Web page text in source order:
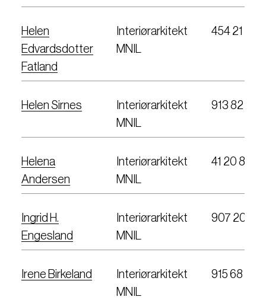
Helen
Edvardsdotter
Fatland
Interiørarkitekt
MNIL
454 21 987
Helen Sirnes
Interiørarkitekt
MNIL
913 82 350
Helena
Andersen
Interiørarkitekt
MNIL
41 20 83 81
Ingrid H.
Engesland
Interiørarkitekt
MNIL
907 20
Irene Birkeland
Interiørarkitekt
MNIL
915 68 427